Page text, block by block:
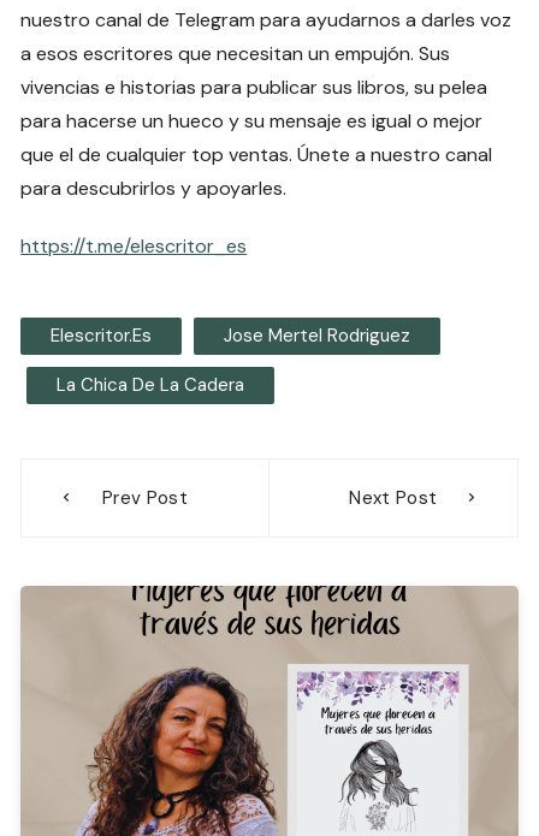
nuestro canal de Telegram para ayudarnos a darles voz
a esos escritores que necesitan un empujón. Sus
vivencias e historias para publicar sus libros, su pelea
para hacerse un hueco y su mensaje es igual o mejor
que el de cualquier top ventas. Únete a nuestro canal
para descubrirlos y apoyarles.
https://t.me/elescritor_es
Elescritor.es Jose Mertel Rodriguez
La Chica De La Cadera
Prev Post Next Post